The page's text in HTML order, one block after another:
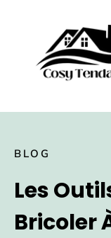
BLOG
Les
Bricoler